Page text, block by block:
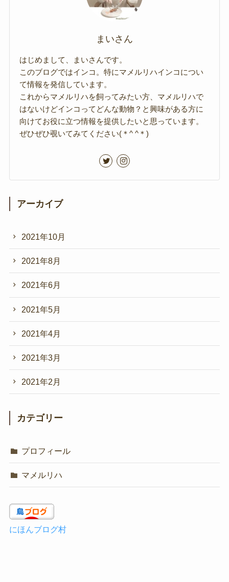
まいさん
はじめまして、まいさんです。
このブログではインコ。特にマメルリハインコについ
て情報を発信しています。
これからマメルリハを飼ってみたい方、マメルリハで
はないけどインコってどんな動物？と興味がある方に
向けてお役に立つ情報を提供したいと思っています。
ぜひぜひ覗いてみてください(＊^ ^＊)
アーカイブ
2021年10月
2021年8月
2021年6月
2021年5月
2021年4月
2021年3月
2021年2月
カテゴリー
プロフィール
マメルリハ
にほんブログ村